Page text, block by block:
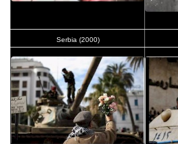
Serbia (2000)